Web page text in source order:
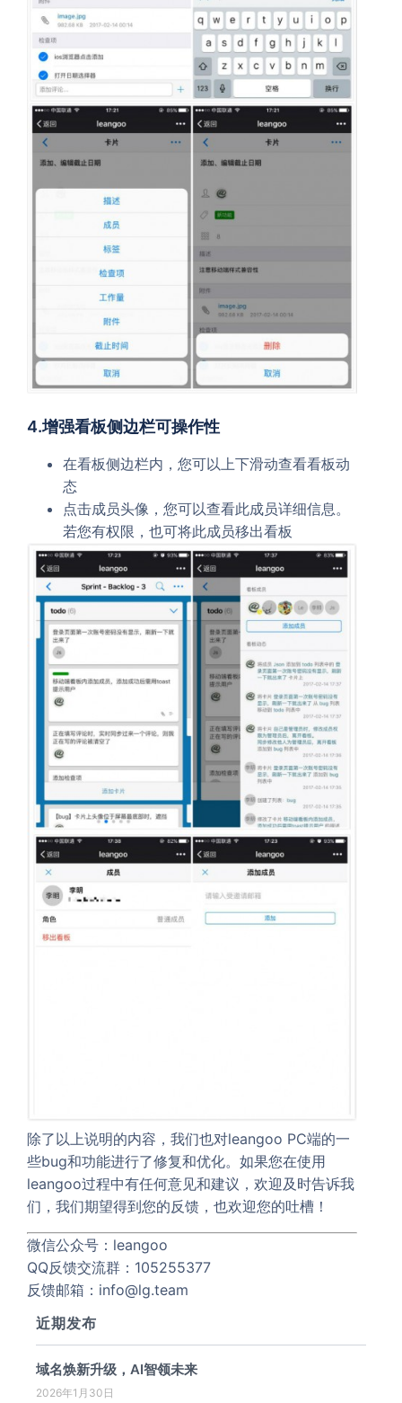
4.增强看板侧边栏可操作性
在看板侧边栏内，您可以上下滑动查看看板动
态
点击成员头像，您可以查看此成员详细信息。
若您有权限，也可将此成员移出看板
除了以上说明的内容，我们也对leangoo PC端的一
些bug和功能进行了修复和优化。如果您在使用
leangoo过程中有任何意见和建议，欢迎及时告诉我
们，我们期望得到您的反馈，也欢迎您的吐槽！
微信公众号：leangoo
QQ反馈交流群：105255377
反馈邮箱：info@lg.team
近期发布
域名焕新升级，AI智领未来
2026年1月30日